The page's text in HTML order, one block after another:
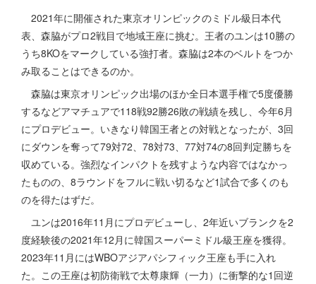
2021年に開催された東京オリンピックのミドル級日本代
表、森脇がプロ2戦目で地域王座に挑む。王者のユンは10勝の
うち8KOをマークしている強打者。森脇は2本のベルトをつか
み取ることはできるのか。
森脇は東京オリンピック出場のほか全日本選手権で5度優勝
するなどアマチュアで118戦92勝26敗の戦績を残し、今年6月
にプロデビュー。いきなり韓国王者との対戦となったが、3回
にダウンを奪って79対72、78対73、77対74の8回判定勝ちを
収めている。強烈なインパクトを残すような内容ではなかっ
たものの、8ラウンドをフルに戦い切るなど1試合で多くのも
のを得たはずだ。
ユンは2016年11月にプロデビューし、2年近いブランクを2
度経験後の2021年12月に韓国スーパーミドル級王座を獲得。
2023年11月にはWBOアジアパシフィック王座も手に入れ
た。この王座は初防衛戦で太尊康輝（一力）に衝撃的な1回逆